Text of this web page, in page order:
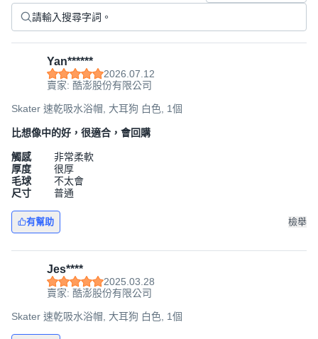
Yan******
2026.07.12
賣家: 酷澎股份有限公司
Skater 速乾吸水浴帽, 大耳狗 白色, 1個
比想像中的好，很適合，會回購
觸感
非常柔軟
厚度
很厚
毛球
不太會
尺寸
普通
有幫助 檢舉
Jes****
2025.03.28
賣家: 酷澎股份有限公司
Skater 速乾吸水浴帽, 大耳狗 白色, 1個